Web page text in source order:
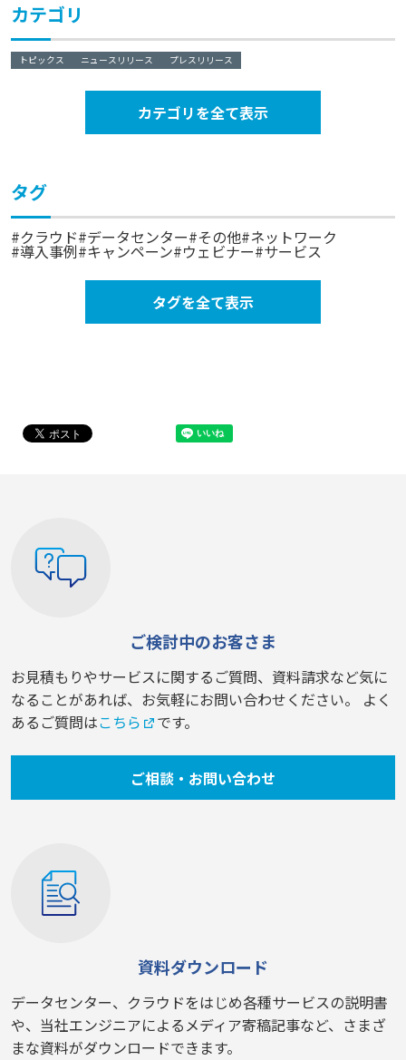
カテゴリ
トピックス ニュースリリース プレスリリース
カテゴリを全て表示
タグ
クラウド データセンター その他 ネットワーク
導入事例 キャンペーン ウェビナー サービス
タグを全て表示
ご検討中のお客さま
お見積もりやサービスに関するご質問、資料請求など気に
なることがあれば、お気軽にお問い合わせください。 よく
あるご質問はこちら です。
ご相談・お問い合わせ
資料ダウンロード
データセンター、クラウドをはじめ各種サービスの説明書
や、当社エンジニアによるメディア寄稿記事など、さまざ
まな資料がダウンロードできます。